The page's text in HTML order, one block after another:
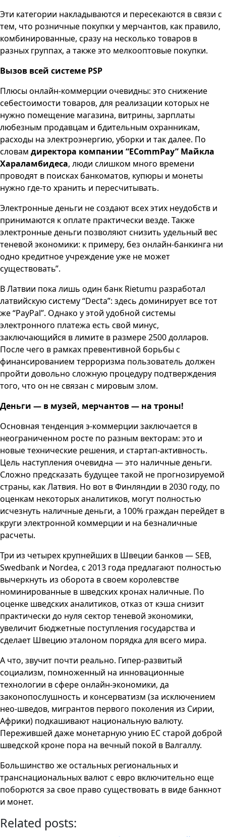
Эти категории накладываются и пересекаются в связи с
тем, что розничные покупки у мерчантов, как правило,
комбинированные, сразу на несколько товаров в
разных группах, а также это мелкооптовые покупки.
Вызов всей системе PSP
Плюсы онлайн-коммерции очевидны: это снижение
себестоимости товаров, для реализации которых не
нужно помещение магазина, витрины, зарплаты
любезным продавцам и бдительным охранникам,
расходы на электроэнергию, уборки и так далее. По
словам директора компании “ECommPay” Майкла
Хараламбидеса, люди слишком много времени
проводят в поисках банкоматов, купюры и монеты
нужно где-то хранить и пересчитывать.
Электронные деньги не создают всех этих неудобств и
принимаются к оплате практически везде. Также
электронные деньги позволяют снизить удельный вес
теневой экономики: к примеру, без онлайн-банкинга ни
одно кредитное учреждение уже не может
существовать”.
В Латвии пока лишь один банк Rietumu разработал
латвийскую систему “Decta”: здесь доминирует все тот
же “PayPal”. Однако у этой удобной системы
электронного платежа есть свой минус,
заключающийся в лимите в размере 2500 долларов.
После чего в рамках превентивной борьбы с
финансированием терроризма пользователь должен
пройти довольно сложную процедуру подтверждения
того, что он не связан с мировым злом.
Деньги — в музей, мерчантов — на троны!
Основная тенденция э-коммерции заключается в
неограниченном росте по разным векторам: это и
новые технические решения, и стартап-активность.
Цель наступления очевидна — это наличные деньги.
Сложно предсказать будущее такой не прогнозируемой
страны, как Латвия. Но вот в Финляндии в 2030 году, по
оценкам некоторых аналитиков, могут полностью
исчезнуть наличные деньги, а 100% граждан перейдет в
круги электронной коммерции и на безналичные
расчеты.
Три из четырех крупнейших в Швеции банков — SEB,
Swedbank и Nordea, с 2013 года предлагают полностью
вычеркнуть из оборота в своем королевстве
номинированные в шведских кронах наличные. По
оценке шведских аналитиков, отказ от кэша снизит
практически до нуля сектор теневой экономики,
увеличит бюджетные поступления государства и
сделает Швецию эталоном порядка для всего мира.
А что, звучит почти реально. Гипер-развитый
социализм, помноженный на инновационные
технологии в сфере онлайн-экономики, да
законопослушность и консерватизм (за исключением
нео-шведов, мигрантов первого поколения из Сирии,
Африки) подкашивают национальную валюту.
Пережившей даже монетарную унию ЕС старой доброй
шведской кроне пора на вечный покой в Валгаллу.
Большинство же остальных региональных и
транснациональных валют с евро включительно еще
поборются за свое право существовать в виде банкнот
и монет.
Related posts: